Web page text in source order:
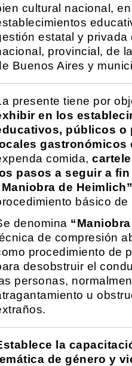
cultural nacional,
estatal y
provincial, de
Buenos Aires y
presente tiene por
en los
públicos o
gastronómicos
comida,
pasos a seguir a
de Heimlich”
básico
denomina
de compresión
procedimiento de
desobstruir el
personas,
u
la
de género y